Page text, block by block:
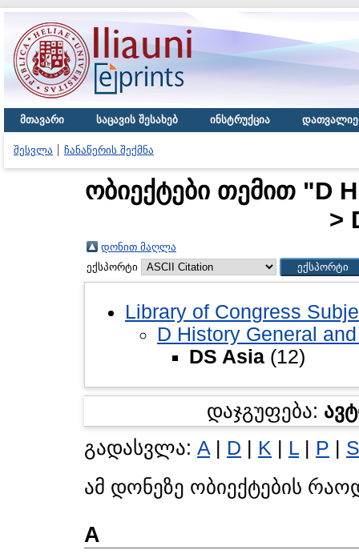
მთავარი საცავის შესახებ ინსტრუქცია
შესვლა ჩანაწერის შექმნა
ობიექტები თემით "D
>
დონით მაღლა
ექსპორტი
Library of Congress
D History General
DS Asia (12)
დაჯგუფება:
გადასვლა: A | D | K | L | P | S
ამ დონეზე ობიექტების
A